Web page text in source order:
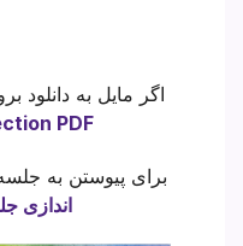
اگر مایل به دانلود
PDF
برای پیوستن به
اندازی